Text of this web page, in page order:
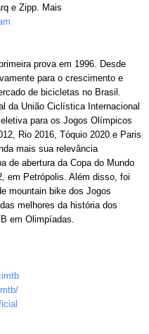
e Zipp. Mais
prova em 1996. Desde
para o crescimento e
de bicicletas no Brasil.
da União Ciclística Internacional
para os Jogos Olímpicos
Rio 2016, Tóquio 2020 e Paris
mais sua relevância
de abertura da Copa do Mundo
em Petrópolis. Além disso, foi
mountain bike dos Jogos
melhores da história dos
em Olimpíadas.